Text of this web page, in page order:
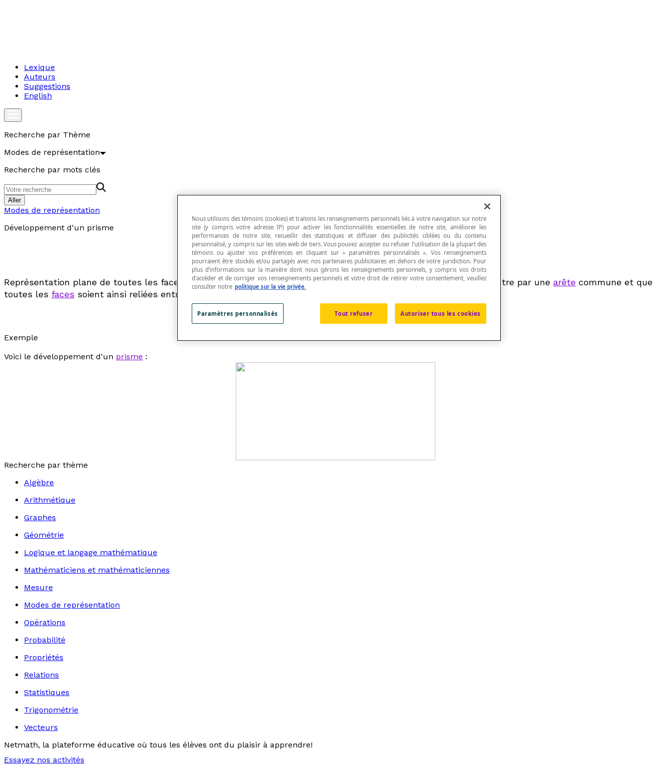
Lexique
Auteurs
Suggestions
English
Recherche par Thème
Modes de représentation
Recherche par mots clés
Aller
Modes de représentation
Développement d'un prisme
Représentation plane de toutes les faces d'unprismede telle sorte que chaque face soit reliée à au moins une autre par une arête commune et que
toutes les faces soient ainsi reliées entre elles au moins deux à deux.
Exemple
Voici le développement d'un prisme :
Recherche par thème
Algèbre
Arithmétique
Graphes
Géométrie
Logique et langage mathématique
Mathématiciens et mathématiciennes
Mesure
Modes de représentation
Opérations
Probabilité
Propriétés
Relations
Statistiques
Trigonométrie
Vecteurs
Netmath, la plateforme éducative où tous les élèves ont du plaisir à apprendre!
Essayez nos activités
Nous utilisons des témoins (cookies) et traitons les renseignements personnels liés à votre navigation sur notre
site (y compris votre adresse IP) pour activer les fonctionnalités essentielles de notre site, améliorer les
performances de notre site, recueillir des statistiques et diffuser des publicités ciblées ou du contenu
personnalisé, y compris sur les sites web de tiers. Vous pouvez accepter ou refuser l’utilisation de la plupart des
témoins ou ajuster vos préférences en cliquant sur « paramètres personnalisés ». Vos renseignements
pourraient être stockés et/ou partagés avec nos partenaires publicitaires en dehors de votre juridiction. Pour
plus d’informations sur la manière dont nous gérons les renseignements personnels, y compris vos droits
d’accéder et de corriger vos renseignements personnels et votre droit de retirer votre consentement, veuillez
consulter notre politique sur la vie privée.
Tout refuser Autoriser tous les cookies
Paramètres personnalisés